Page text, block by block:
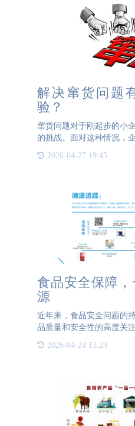
解决窜货问题
验？
窜货问题对于刚起步的小
的挑战。面对这种情况，
诉大家，解决窜货问题的
2026-04-27 19:45
食品安全保障
源
近年来，食品安全问题的
品质量和安全性的高度关
和提供安心放心的食品选
下，建立食品质量溯源系
2026-04-24 13:23